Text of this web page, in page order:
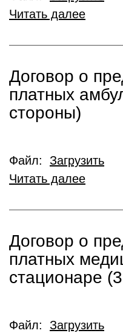
Читать далее
Договор о
платных
стороны)
Файл: Загрузить
Читать далее
Договор о
платных
стационаре
Файл: Загрузить